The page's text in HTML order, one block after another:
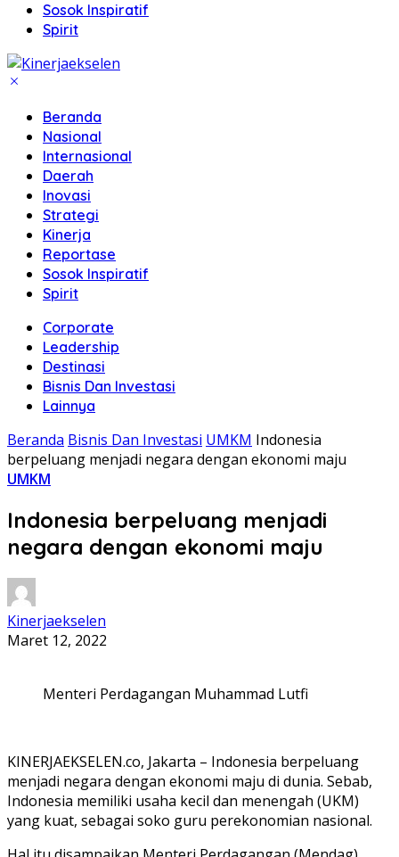
Sosok Inspiratif
Spirit
Beranda
Nasional
Internasional
Daerah
Inovasi
Strategi
Kinerja
Reportase
Sosok Inspiratif
Spirit
Corporate
Leadership
Destinasi
Bisnis Dan Investasi
Lainnya
Beranda Bisnis Dan Investasi UMKM Indonesia
berpeluang menjadi negara dengan ekonomi maju
UMKM
Indonesia berpeluang menjadi
negara dengan ekonomi maju
Kinerjaekselen
Maret 12, 2022
Menteri Perdagangan Muhammad Lutfi
KINERJAEKSELEN.co, Jakarta – Indonesia berpeluang
menjadi negara dengan ekonomi maju di dunia. Sebab,
Indonesia memiliki usaha kecil dan menengah (UKM)
yang kuat, sebagai soko guru perekonomian nasional.